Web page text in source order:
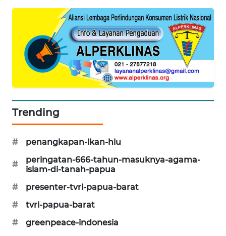
Trending
# penangkapan-ikan-hiu
#
peringatan-666-tahun-masuknya-agama-
islam-di-tanah-papua
#
presenter-tvri-papua-barat
#
tvri-papua-barat
#
greenpeace-indonesia
GARONGGANG
NEWS
ID
NEWS
CILEUNGSI
BERKAT